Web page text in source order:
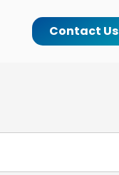
Contact Us